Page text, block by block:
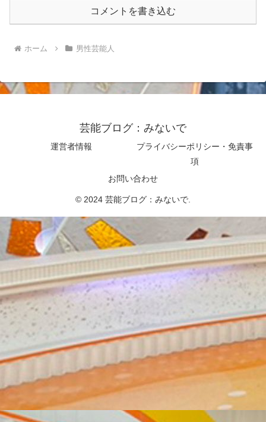
コメントを書き込む
ホーム 男性芸能人
芸能ブログ：みないで
運営者情報
プライバシーポリシー・免責事
項
お問い合わせ
© 2024 芸能ブログ：みないで.